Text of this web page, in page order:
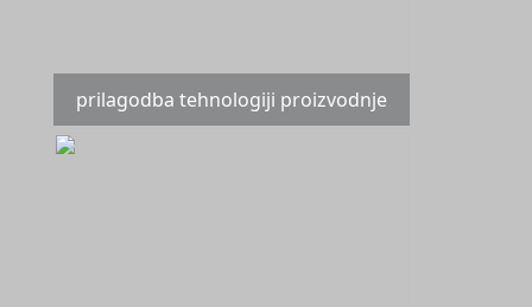
prilagodba tehnologiji proizvodnje